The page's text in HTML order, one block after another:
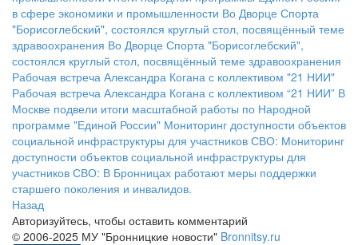
в сфере экономики и промышленности Во Дворце Спорта
"Борисоглебский", состоялся круглый стол, посвящённый теме
здравоохранения Во Дворце Спорта "Борисоглебский",
состоялся круглый стол, посвящённый теме здравоохранения
Рабочая встреча Александра Когана с коллективом "21 НИИ"
Рабочая встреча Александра Когана с коллективом “21 НИИ” В
Москве подвели итоги масштабной работы по Народной
программе "Единой России" Мониторинг доступности объектов
социальной инфраструктуры для участников СВО: Мониторинг
доступности объектов социальной инфраструктуры для
участников СВО: В Бронницах работают меры поддержки
старшего поколения и инвалидов.
Назад
Авторизуйтесь, чтобы оставить комментарий
© 2006-2025 МУ "Бронницкие новости" Bronnitsy.ru